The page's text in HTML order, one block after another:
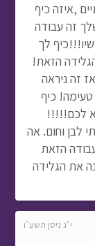
,איזה כיף
זה עבודה
לך
הזאת!
זה ניראה
כיף
לכם!!!!!
לבן וחום. אה
הזאת
את הגלידה
י"ג ניסן תשע"ו